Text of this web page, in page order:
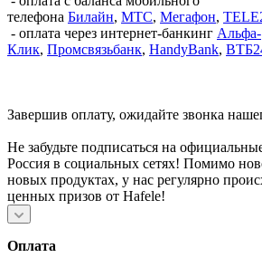
телефона Билайн, МТС, Мегафон,
- оплата через интернет-банкинг Альфа-
Клик, Промсвязьбанк, HandyBank,
Завершив оплату, ожидайте звонка
Не забудьте подписаться на
Россия в социальных сетях! Помимо
новых продуктах, у нас регулярно
ценных призов от Hafele!
Оплата